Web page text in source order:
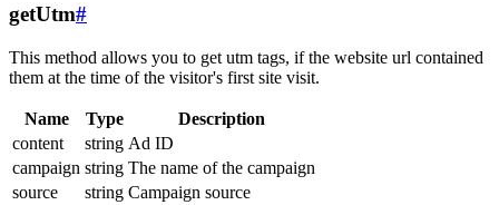
getUtm#
This method allows you to get utm tags, if the website url contained
them at the time of the visitor's first site visit.
Name Type
Description
content
string Ad ID
campaign string The name of the campaign
source
string Campaign source